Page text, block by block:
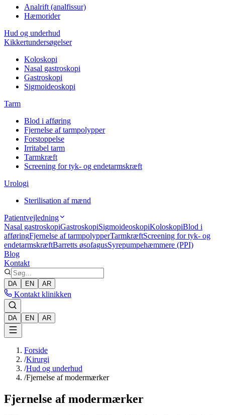
Analrift (analfissur)
Hæmorider
Hud og underhud
Kikkertundersøgelser
Koloskopi
Nasal gastroskopi
Gastroskopi
Sigmoideoskopi
Tarm
Blod i afføring
Fjernelse af tarmpolypper
Forstoppelse
Irritabel tarm
Tarmkræft
Screening for tyk- og endetarmskræft
Urologi
Sterilisation af mænd
Patientvejledning
Nasal gastroskopiGastroskopiSigmoideoskopiKoloskopiBlod i
afføringFjernelse af tarmpolypperTarmkræftScreening for tyk- og
endetarmskræftBarretts øsofagusSyrepumpehæmmere (PPI)
Blog
Kontakt
DA EN AR
Kontakt klinikken
DA EN AR
Forside
/Kirurgi
/Hud og underhud
/Fjernelse af modermærker
Fjernelse af modermærker